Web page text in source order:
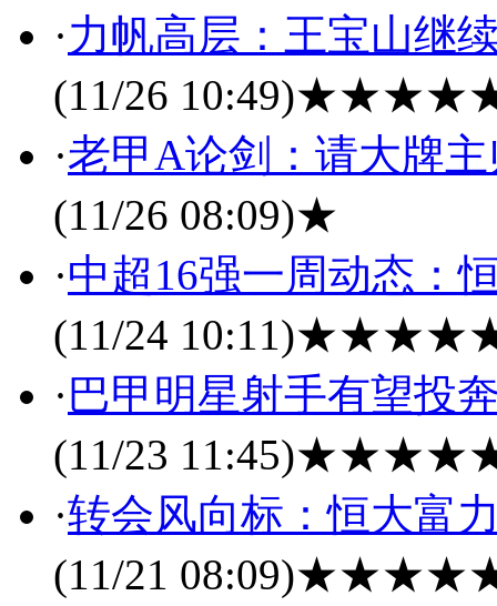
·力帆高层：王宝山继
(11/26 10:49)
·老甲A论剑：请大牌
(11/26 08:09)★
·中超16强一周动态：
(11/24 10:11)
·巴甲明星射手有望投
(11/23 11:45)
·转会风向标：恒大富
(11/21 08:09)